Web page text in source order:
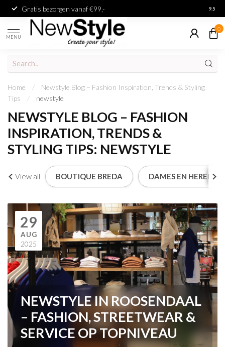
Gratis bezorgen vanaf €99,- 9.5
MENU
0
Home /
Newstyle Blog – Fashion Inspiration, Trends & Styling
Tips
/ newstyle
NEWSTYLE BLOG – FASHION
INSPIRATION, TRENDS &
STYLING TIPS: NEWSTYLE
View all BOUTIQUE BREDA DAMES EN HEREN
29
AUG
2025
NEWSTYLE IN ROOSENDAAL
– FASHION, STREETWEAR &
SERVICE OP TOPNIVEAU